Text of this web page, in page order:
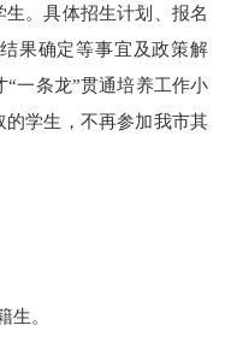
。具体招生计划、报名
果确定等事宜及政策解
一条龙”贯通培养工作小
学生，不再参加我市其
。